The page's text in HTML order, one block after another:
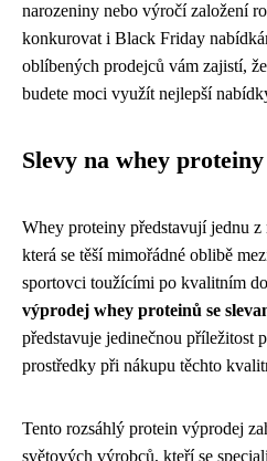
narozeniny nebo výročí založení
konkurovat i Black Friday
oblíbených prodejců vám zajistí,
budete moci využít nejlepší
Slevy na whey
Whey proteiny představují jednu
která se těší mimořádné oblibě
sportovci toužícími po kvalitním
výprodej whey proteinů se
představuje jedinečnou příležitost
prostředky při nákupu těchto
Tento rozsáhlý protein výprodej
světových výrobců, kteří se